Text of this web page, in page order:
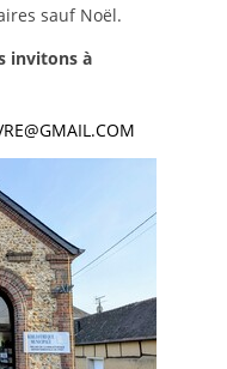
sauf Noël.
invitons à